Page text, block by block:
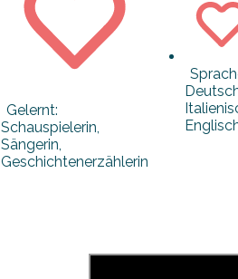
Gelernt:
Schauspielerin,
Sängerin,
Geschichtenerzählerin